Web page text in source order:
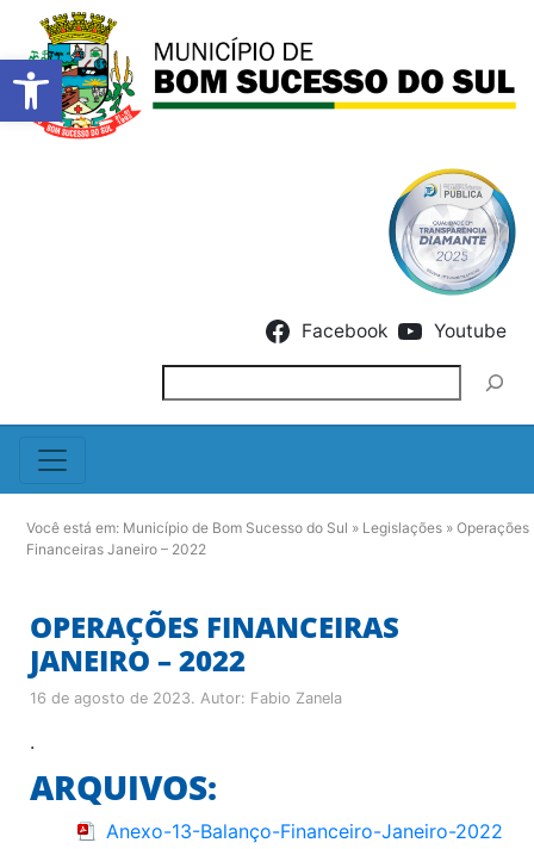
Barra de Ferramentas
Facebook Youtube
Você está em: Município de Bom Sucesso do Sul » Legislações » Operações
Financeiras Janeiro – 2022
OPERAÇÕES FINANCEIRAS
JANEIRO – 2022
16 de agosto de 2023. Autor: Fabio Zanela
.
ARQUIVOS:
Anexo-13-Balanço-Financeiro-Janeiro-2022